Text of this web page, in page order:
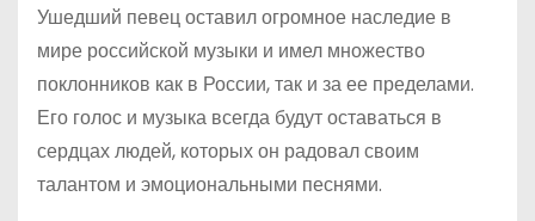
Ушедший певец оставил огромное наследие в
мире российской музыки и имел множество
поклонников как в России, так и за ее пределами.
Его голос и музыка всегда будут оставаться в
сердцах людей, которых он радовал своим
талантом и эмоциональными песнями.